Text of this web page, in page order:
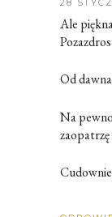
28
Ale
Od dawna
Na
zaopatrzę